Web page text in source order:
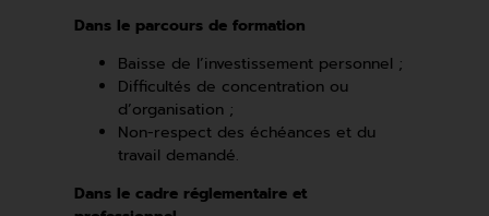
Dans le parcours de formation
Baisse de l’investissement personnel ;
Difficultés de concentration ou
d’organisation ;
Non-respect des échéances et du
travail demandé.
Dans le cadre réglementaire et